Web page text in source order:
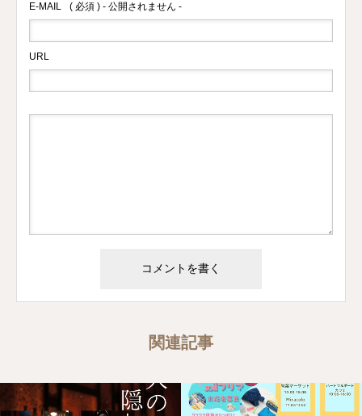
E-MAIL ( 必須 ) - 公開されません -
URL
関連記事